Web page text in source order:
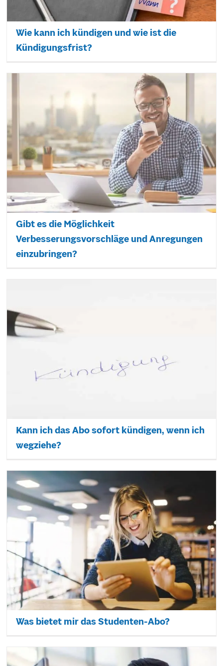
Wie kann ich kündigen und wie ist die
Kündigungsfrist?
Gibt es die Möglichkeit
Verbesserungsvorschläge und Anregungen
einzubringen?
Kann ich das Abo sofort kündigen, wenn ich
wegziehe?
Was bietet mir das Studenten-Abo?